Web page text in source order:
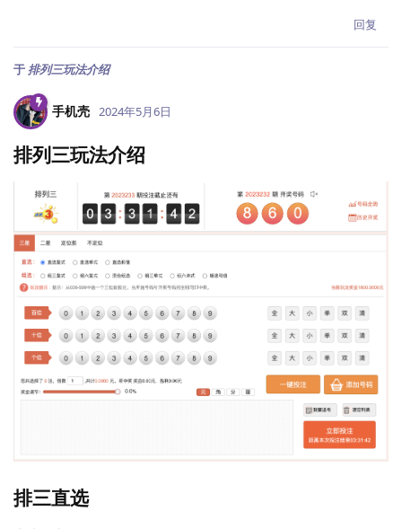
回复
于 排列三玩法介绍
手机壳 2024年5月6日
排列三玩法介绍
排三直选